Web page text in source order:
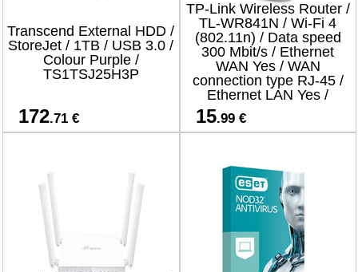
Transcend External HDD /
StoreJet / 1TB / USB 3.0 /
Colour Purple /
TS1TSJ25H3P
172.71 €
TP-Link Wireless Router /
TL-WR841N / Wi-Fi 4
(802.11n) / Data speed
300 Mbit/s / Ethernet
WAN Yes / WAN
connection type RJ-45 /
Ethernet LAN Yes /
4xLAN ports
15.99 €